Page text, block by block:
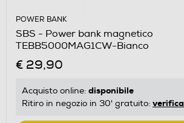
POWER BANK
SBS - Power bank magnetico
TEBB5000MAG1CW-Bianco
€ 29,90
Acquisto online: disponibile
Ritiro in negozio in 30' gratuito: verifica